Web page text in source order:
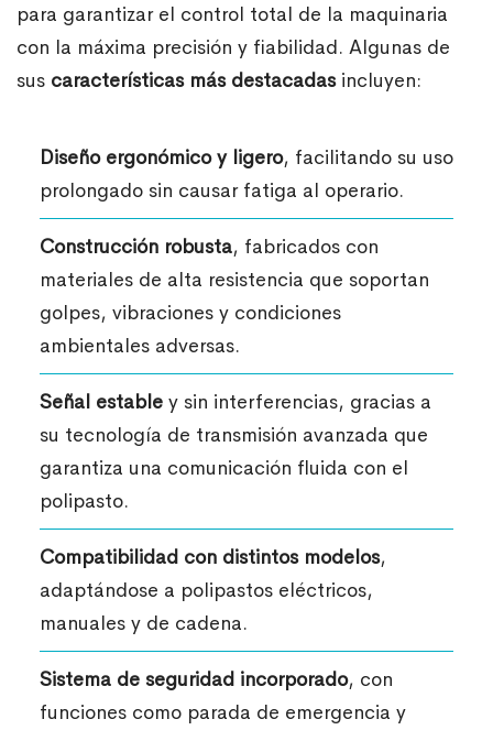
para garantizar el control total de la maquinaria
con la máxima precisión y fiabilidad. Algunas de
sus características más destacadasincluyen:
Diseño ergonómico y ligero, facilitando su uso
prolongado sin causar fatiga al operario.
Construcción robusta, fabricados con
materiales de alta resistencia que soportan
golpes, vibraciones y condiciones
ambientales adversas.
Señal establey sin interferencias, gracias a
su tecnología de transmisión avanzada que
garantiza una comunicación fluida con el
polipasto.
Compatibilidad con distintos modelos,
adaptándose a polipastos eléctricos,
manuales y de cadena.
Sistema de seguridad incorporado, con
funciones como parada de emergencia y